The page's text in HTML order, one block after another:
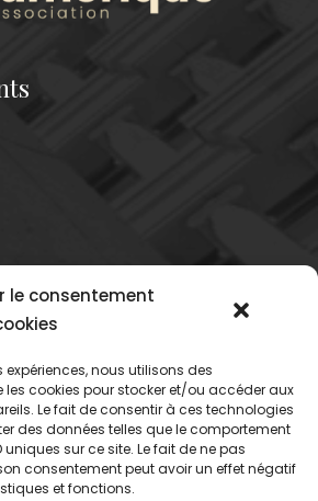
le consentement
expériences, nous utilisons des
les cookies pour stocker et/ou accéder aux
Le fait de consentir à ces technologies
des données telles que le comportement
sur ce site. Le fait de ne pas
consentement peut avoir un effet négatif
et fonctions.
d’utilisation
a l’oubli numérique